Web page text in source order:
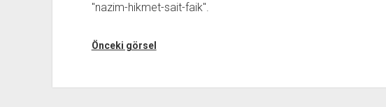
"nazim-hikmet-sait-faik".
Önceki görsel